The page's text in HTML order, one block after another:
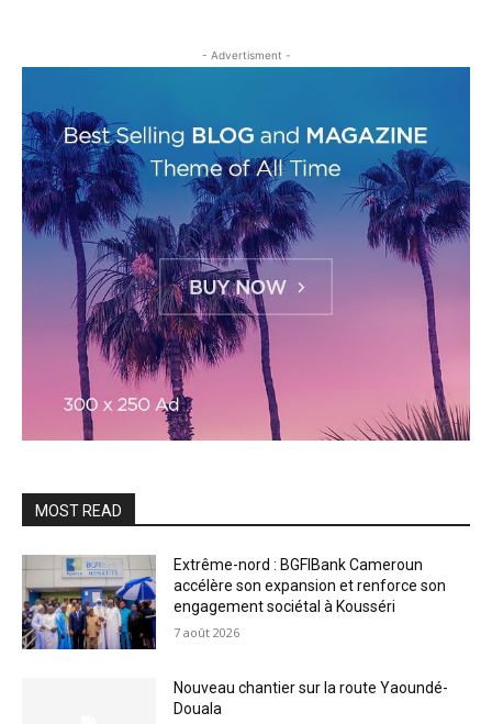
- Advertisment -
MOST READ
Extrême-nord : BGFIBank Cameroun
accélère son expansion et renforce son
engagement sociétal à Kousséri
7 août 2026
Nouveau chantier sur la route Yaoundé-
Douala